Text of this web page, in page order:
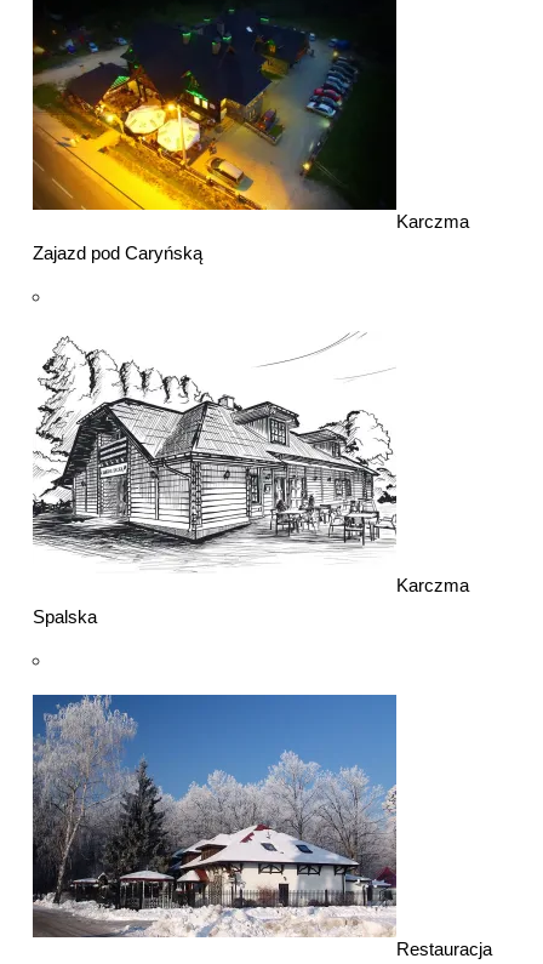
Karczma
Zajazd pod Caryńską
Karczma
Spalska
Restauracja